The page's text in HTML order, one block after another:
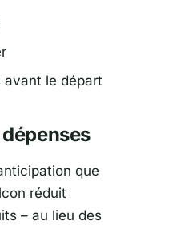
avant le départ
que
réduit
– au lieu des